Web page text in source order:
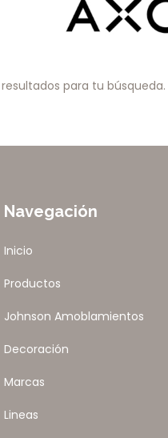
para tu
Navegación
Inicio
Productos
Johnson Amoblamientos
Decoración
Marcas
Lineas